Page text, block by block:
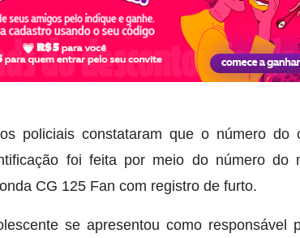
policiais constataram que o número do
foi feita por meio do número do
CG 125 Fan com registro de furto.
se apresentou como responsável